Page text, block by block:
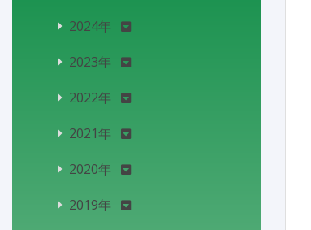
2024年
2023年
2022年
2021年
2020年
2019年